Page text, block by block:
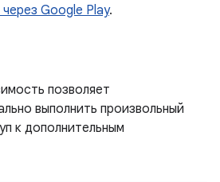
Google Play.
позволяет
выполнить произвольный
к дополнительным